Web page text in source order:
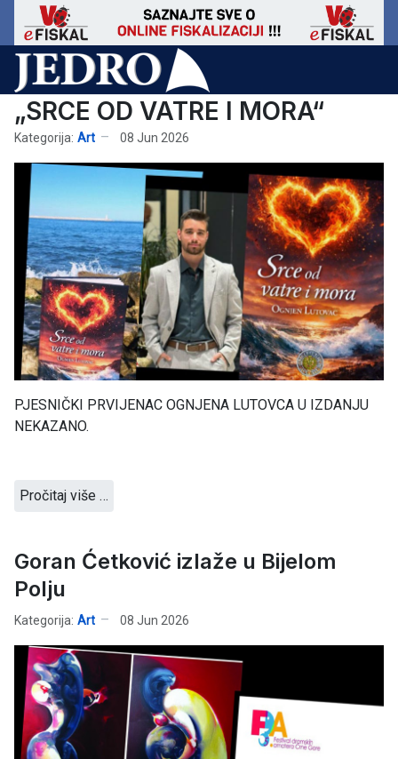
„SRCE OD VATRE I MORA“
Kategorija: Art 08 Jun 2026
PJESNIČKI PRVIJENAC OGNJENA LUTOVCA U IZDANJU
NEKAZANO.
Pročitaj više …
Goran Ćetković izlaže u Bijelom
Polju
Kategorija: Art 08 Jun 2026